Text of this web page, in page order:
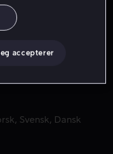
hyrede chauffør er
Svensk Dansk
accepterer